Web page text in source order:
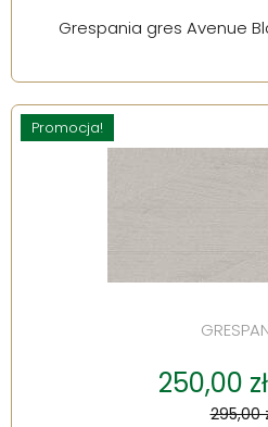
Grespania gres Avenue
Promocja!
250,00
295,00